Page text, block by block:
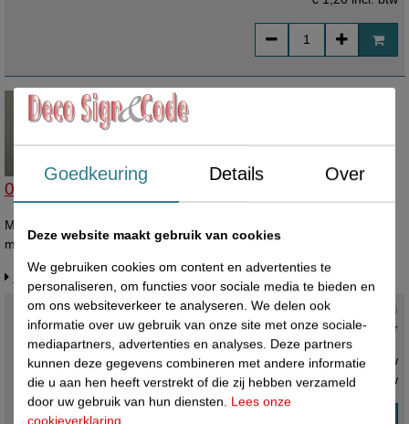
05651027 - Maatring 11cm wit/zwart 27
Maatring 11 cm wit met zwarte bedrukking 27 Diameter van de
maatring is 11cm, en de diameter van het gat is 4cm.
Info / levertijd / offerte over dit product
Actuele status :
Voorradig ,direct leverbaar
€ 0,99 ex. btw
€ 1,20incl. btw
Goedkeuring Details Over
Deze website maakt gebruik van cookies
We gebruiken cookies om content en advertenties te
personaliseren, om functies voor sociale media te bieden en
om ons websiteverkeer te analyseren. We delen ook
informatie over uw gebruik van onze site met onze sociale-
mediapartners, advertenties en analyses. Deze partners
kunnen deze gegevens combineren met andere informatie
die u aan hen heeft verstrekt of die zij hebben verzameld
door uw gebruik van hun diensten. Lees onze
cookieverklaring